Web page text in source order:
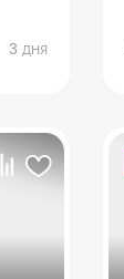
3 дня